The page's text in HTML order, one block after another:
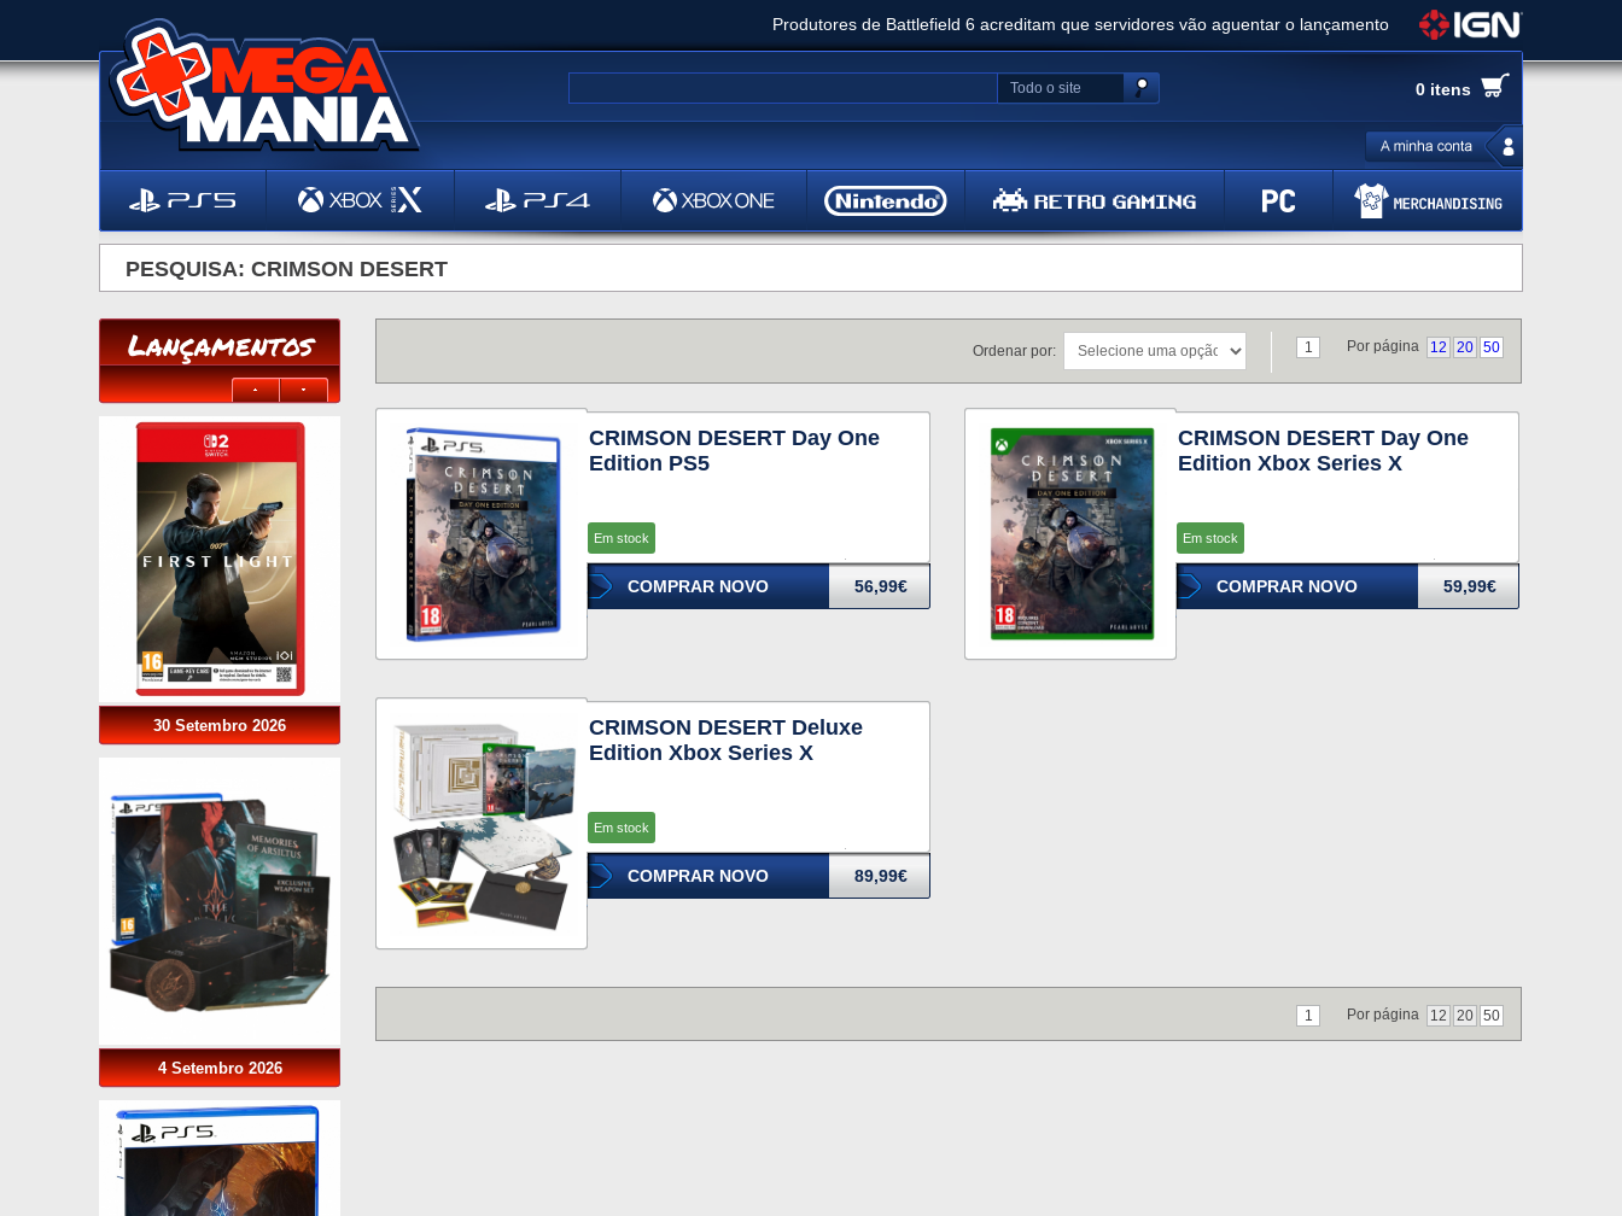
Produtores de Battlefield 6 acreditam que servidores vão aguentar o lançamento
Clair Obscur: Expedition 33 já vendeu 5 milhões de cópias e vai receber novo conteúdo
Ghost of Yotei - Análise
Metal Gear Solid Delta: Snake Eater - Análise
Bethesda anuncia livestream para o Fallout Day
0 itens
Todo o site
PESQUISA: CRIMSON DESERT
Lançamentos
30 Setembro 2026
4 Setembro 2026
Por página 12 20 50
1
Ordenar por:
CRIMSON DESERT Day One
Edition PS5
Em stock
COMPRAR NOVO 56,99€
CRIMSON DESERT Day One
Edition Xbox Series X
Em stock
COMPRAR NOVO 59,99€
CRIMSON DESERT Deluxe
Edition Xbox Series X
Em stock
COMPRAR NOVO 89,99€
1 Por página 12 20 50